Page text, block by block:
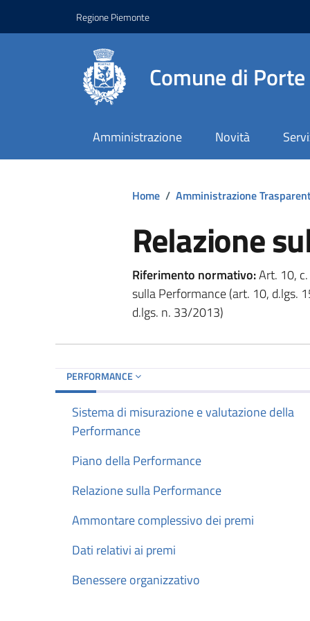
Regione Piemonte
Comune di Porte
Amministrazione Novità
Home / Amministrazione
Relazione
Riferimento normativo:Art. 10,
sulla Performance (art. 10, d.lgs.
d.lgs. n. 33/2013)
PERFORMANCE
Sistema di misurazione e valutazione della
Performance
Piano della Performance
Relazione sulla Performance
Ammontare complessivo dei premi
Dati relativi ai premi
Benessere organizzativo